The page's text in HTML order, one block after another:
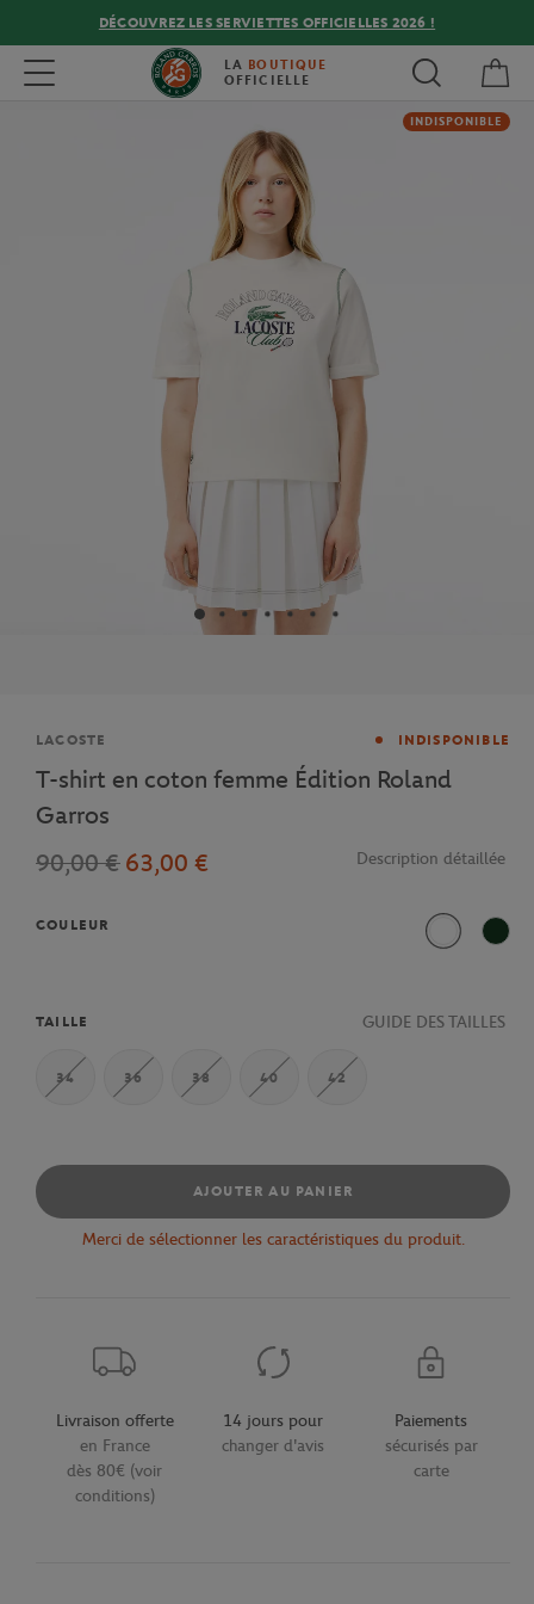
DÉCOUVREZ LES SERVIETTES OFFICIELLES 2026 !
Toggle navigation LA BOUTIQUE
OFFICIELLE
INDISPONIBLE
Marque
LACOSTE INDISPONIBLE
T-shirt en coton femme Édition Roland
Garros
90,00 € 63,00 € Description détaillée
COULEUR
Ecru Vert
TAILLE GUIDE DES TAILLES
34 36 38 40 42
AJOUTER AU PANIER
Merci de sélectionner les caractéristiques du produit.
Livraison offerte
en France
dès 80€ (voir
conditions)
14 jours pour
changer d'avis
Paiements
sécurisés par
carte